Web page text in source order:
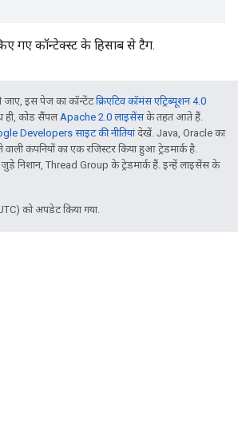
गए कॉन्टेक्स्ट के हिसाब से टैग.
इस पेज का कॉन्टेंटक्रिएटिव कॉमंस एट्रिब्यूशन 4.0
ही, कोड सैंपलApache 2.0 लाइसेंसके तहत आते हैं.
Developers साइट की नीतियांदेखें. Java, Oracle का
कंपनियों का एक रजिस्टर किया हुआ ट्रेडमार्क है.
निशान, Thread Group के ट्रेडमार्क हैं. इन्हें लाइसेंस के
को अपडेट किया गया.